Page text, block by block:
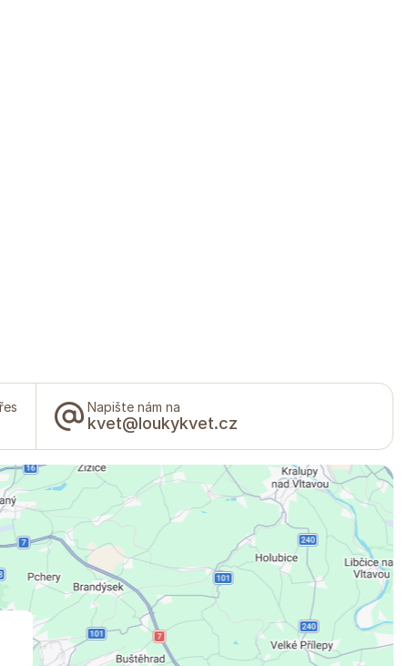
Napište nám na
kvet@loukykvet.cz